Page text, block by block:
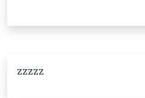
zzzzz